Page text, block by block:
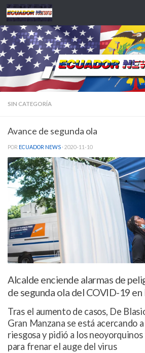
Saltar al contenido
SIN CATEGORÍA
Avance de segunda ola
POR ECUADOR NEWS · 2020-11-10
Alcalde enciende alarmas de
de segunda ola del COVID-19 en
Tras el aumento de casos, De
Gran Manzana se está acercando
riesgosa y pidió a los
para frenar el auge del virus